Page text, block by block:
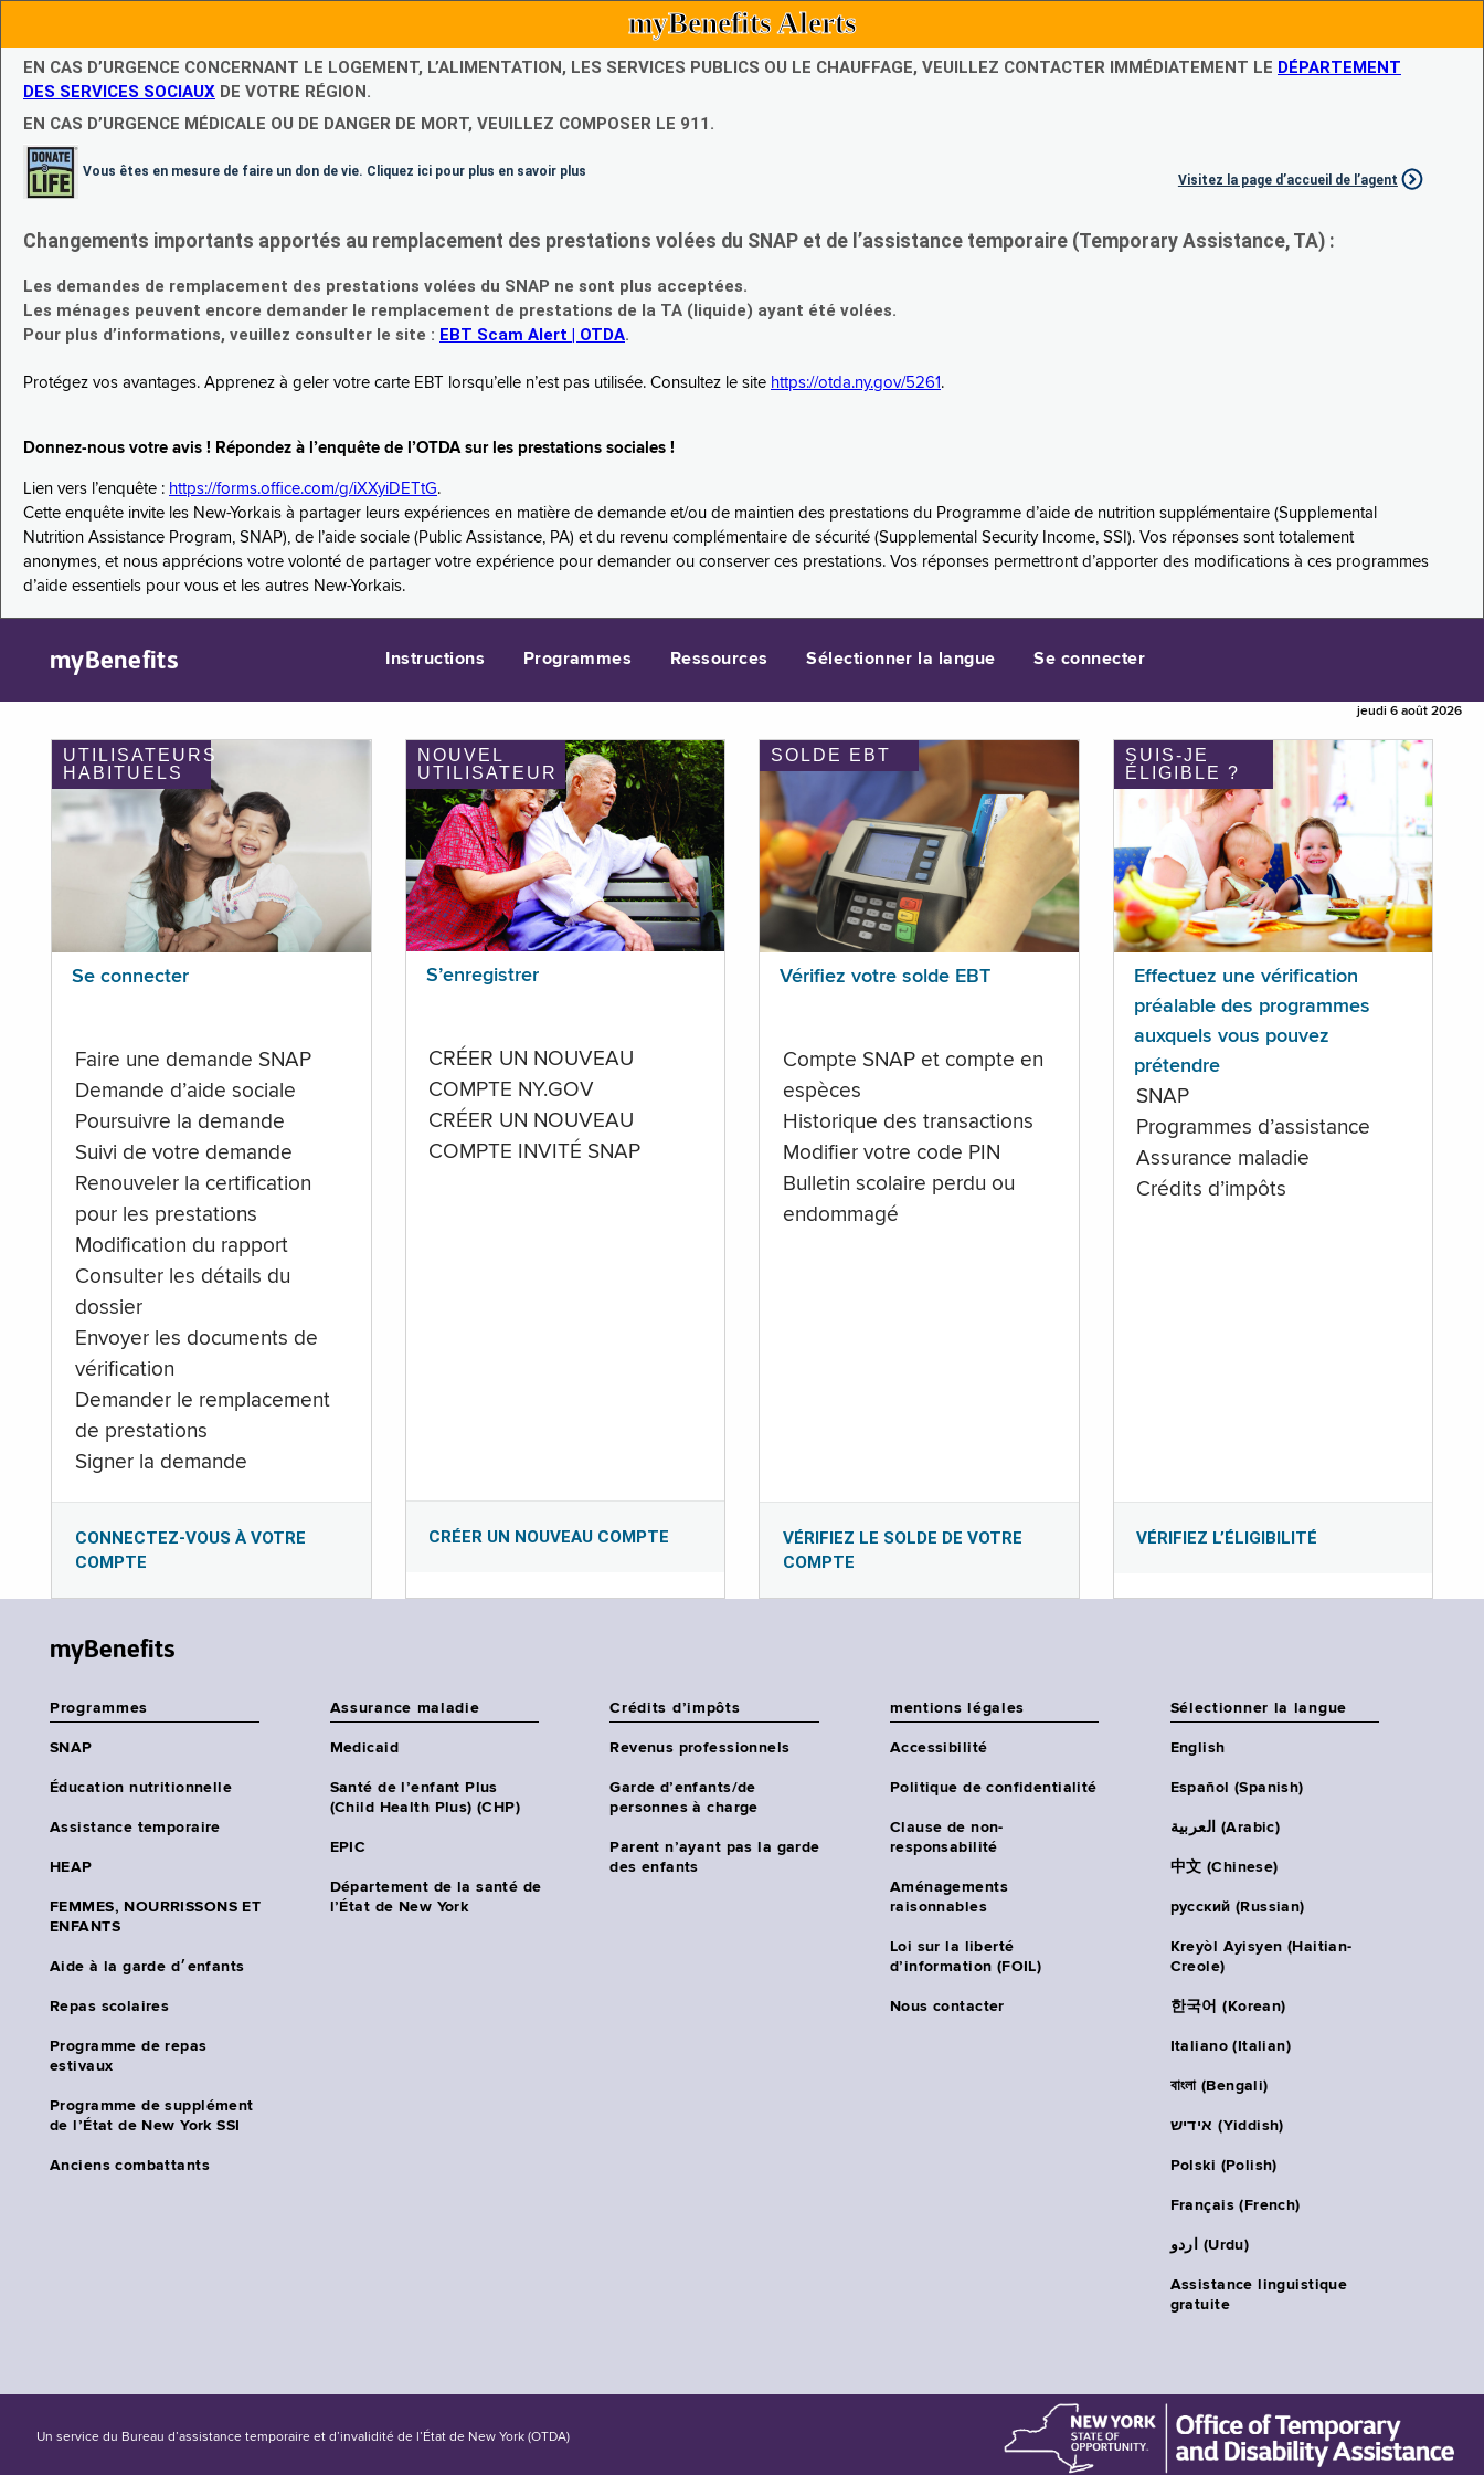
myBenefits Alerts
EN CAS D’URGENCE CONCERNANT LE LOGEMENT, L’ALIMENTATION, LES SERVICES PUBLICS OU LE CHAUFFAGE, VEUILLEZ CONTACTER IMMÉDIATEMENT LE DÉPARTEMENT
DES SERVICES SOCIAUX DE VOTRE RÉGION.
EN CAS D’URGENCE MÉDICALE OU DE DANGER DE MORT, VEUILLEZ COMPOSER LE 911.
Vous êtes en mesure de faire un don de vie. Cliquez ici pour plus en savoir plus
Visitez la page d’accueil de l’agent
Changements importants apportés au remplacement des prestations volées du SNAP et de l’assistance temporaire (Temporary Assistance, TA) :
Les demandes de remplacement des prestations volées du SNAP ne sont plus acceptées.
Les ménages peuvent encore demander le remplacement de prestations de la TA (liquide) ayant été volées.
Pour plus d’informations, veuillez consulter le site : EBT Scam Alert | OTDA.
Protégez vos avantages. Apprenez à geler votre carte EBT lorsqu’elle n’est pas utilisée. Consultez le site https://otda.ny.gov/5261 .
Donnez-nous votre avis ! Répondez à l’enquête de l’OTDA sur les prestations sociales !
Lien vers l’enquête : https://forms.office.com/g/iXXyiDETtG.
Cette enquête invite les New-Yorkais à partager leurs expériences en matière de demande et/ou de maintien des prestations du Programme d’aide de nutrition supplémentaire (Supplemental
Nutrition Assistance Program, SNAP), de l’aide sociale (Public Assistance, PA) et du revenu complémentaire de sécurité (Supplemental Security Income, SSI). Vos réponses sont totalement
anonymes, et nous apprécions votre volonté de partager votre expérience pour demander ou conserver ces prestations. Vos réponses permettront d’apporter des modifications à ces programmes
d’aide essentiels pour vous et les autres New-Yorkais.
myBenefits Instructions Programmes Ressources Sélectionner la langue Se connecter
jeudi 6 août 2026
UTILISATEURS
HABITUELS
Se connecter
Faire une demande SNAP
Demande d’aide sociale
Poursuivre la demande
Suivi de votre demande
Renouveler la certification
pour les prestations
Modification du rapport
Consulter les détails du
dossier
Envoyer les documents de
vérification
Demander le remplacement
de prestations
Signer la demande
CONNECTEZ-VOUS À VOTRE
COMPTE
NOUVEL
UTILISATEUR
S’enregistrer
CRÉER UN NOUVEAU
COMPTE NY.GOV
CRÉER UN NOUVEAU
COMPTE INVITÉ SNAP
CRÉER UN NOUVEAU COMPTE
SOLDE EBT
Vérifiez votre solde EBT
Compte SNAP et compte en
espèces
Historique des transactions
Modifier votre code PIN
Bulletin scolaire perdu ou
endommagé
VÉRIFIEZ LE SOLDE DE VOTRE
COMPTE
SUIS-JE
ÉLIGIBLE ?
Effectuez une vérification
préalable des programmes
auxquels vous pouvez
prétendre
SNAP
Programmes d’assistance
Assurance maladie
Crédits d’impôts
VÉRIFIEZ L’ÉLIGIBILITÉ
myBenefits
Programmes
SNAP
Éducation nutritionnelle
Assistance temporaire
HEAP
FEMMES, NOURRISSONS ET
ENFANTS
Aide à la garde d׳enfants
Repas scolaires
Programme de repas
estivaux
Programme de supplément
de l’État de New York SSI
Anciens combattants
Assurance maladie
Medicaid
Santé de l’enfant Plus
(Child Health Plus) (CHP)
EPIC
Département de la santé de
l’État de New York
Crédits d’impôts
Revenus professionnels
Garde d’enfants/de
personnes à charge
Parent n’ayant pas la garde
des enfants
mentions légales
Accessibilité
Politique de confidentialité
Clause de non-
responsabilité
Aménagements
raisonnables
Loi sur la liberté
d’information (FOIL)
Nous contacter
Sélectionner la langue
English
Español (Spanish)
العربية (Arabic)
中文 (Chinese)
русский (Russian)
Kreyòl Ayisyen (Haitian-
Creole)
한국어 (Korean)
Italiano (Italian)
বাংলা (Bengali)
אידיש (Yiddish)
Polski (Polish)
Français (French)
اردو (Urdu)
Assistance linguistique
gratuite
Un service du Bureau d’assistance temporaire et d’invalidité de l’État de New York (OTDA)